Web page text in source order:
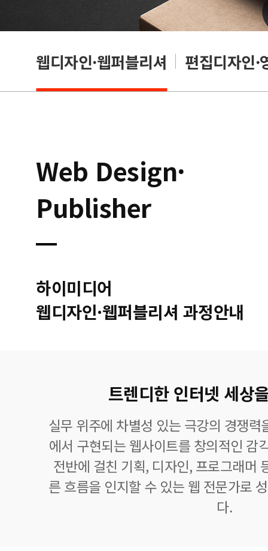
웹디자인·웹퍼블리셔 편집디자인·
Web Design·
Publisher
하이미디어
웹디자인·웹퍼블리셔 과정안내
트렌디한 인터넷 세상
실무 위주에 차별성 있는 극강의 경쟁력
에서 구현되는 웹사이트를 창의적인 감
전반에 걸친 기획, 디자인, 프로그래머
른 흐름을 인지할 수 있는 웹 전문가로
다.